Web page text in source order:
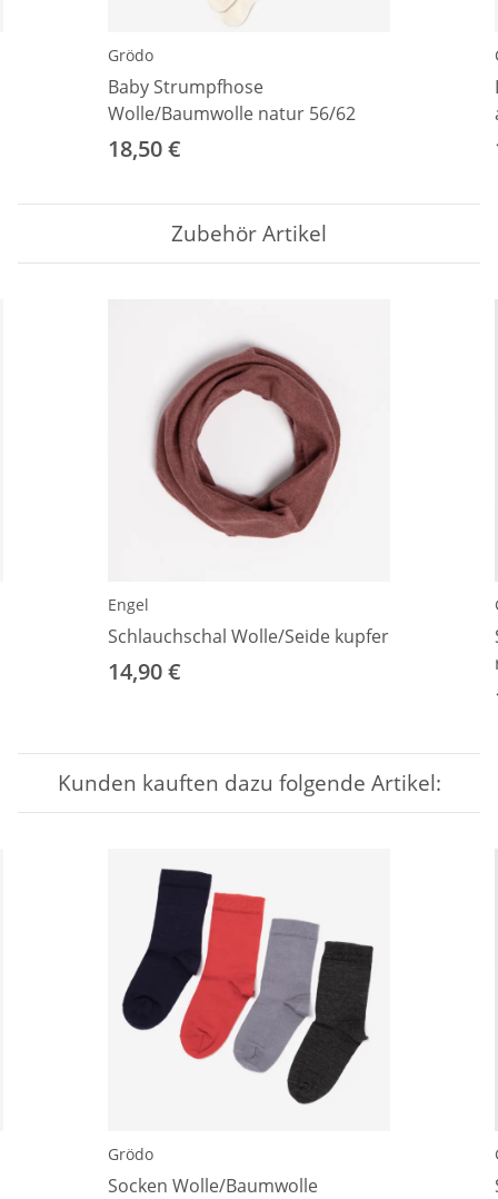
Grödo
Baby Strumpfhose
Wolle/Baumwolle natur 56/62
18,50 €
Zubehör Artikel
Engel
Schlauchschal Wolle/Seide kupfer
14,90 €
Kunden kauften dazu folgende Artikel:
Grödo
Socken Wolle/Baumwolle